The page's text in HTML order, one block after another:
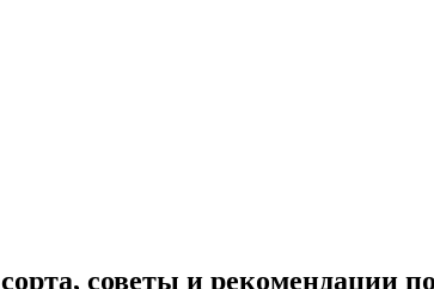
советы и рекомендации по